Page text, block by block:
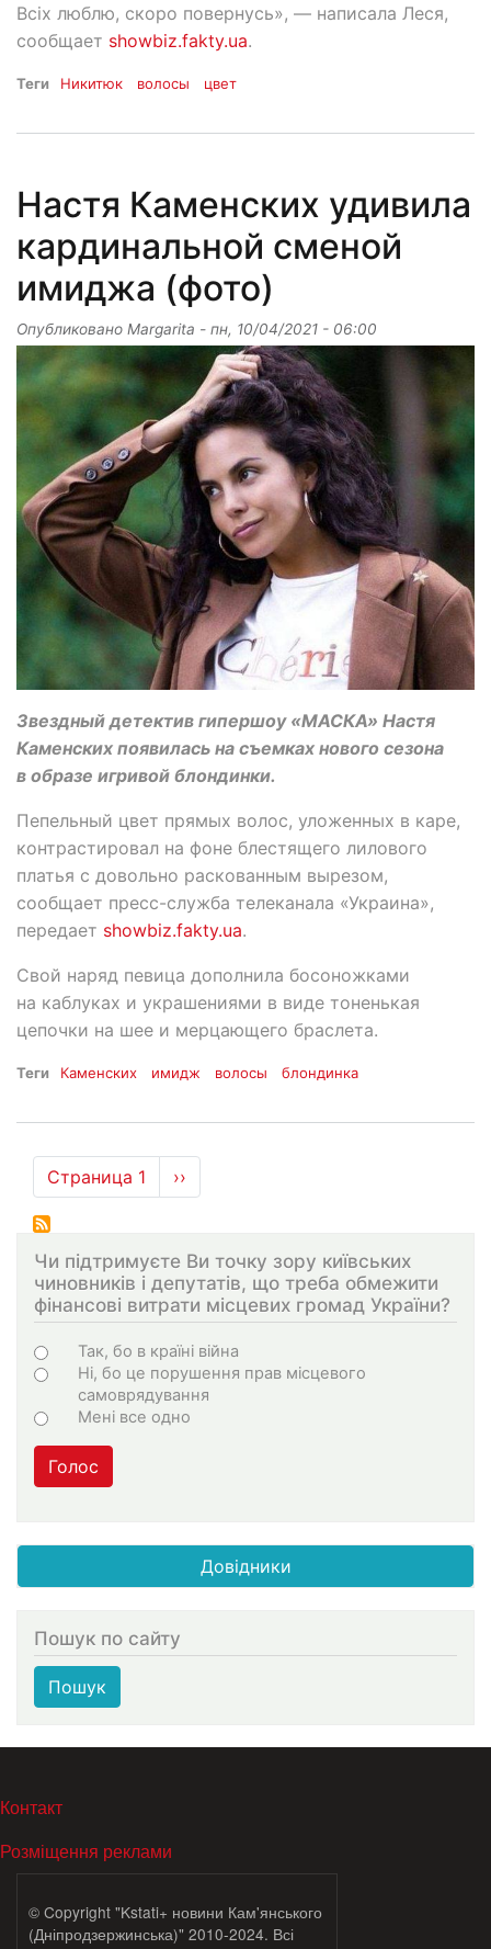
Всіх люблю, скоро повернусь», — написала Леся,
сообщает showbiz.fakty.ua.
Теги Никитюк волосы цвет
Настя Каменских удивила
кардинальной сменой
имиджа (фото)
Опубликовано Margarita - пн, 10/04/2021 - 06:00
Звездный детектив гипершоу «МАСКА» Настя
Каменских появилась на съемках нового сезона
в образе игривой блондинки.
Пепельный цвет прямых волос, уложенных в каре,
контрастировал на фоне блестящего лилового
платья с довольно раскованным вырезом,
сообщает пресс-служба телеканала «Украина»,
передает showbiz.fakty.ua.
Свой наряд певица дополнила босоножками
на каблуках и украшениями в виде тоненькая
цепочки на шее и мерцающего браслета.
Теги Каменских имидж волосы блондинка
Нумерация
страниц
Страница 1
Следующая
страница
››
Чи підтримуєте Ви точку зору київських
чиновників і депутатів, що треба обмежити
фінансові витрати місцевих громад України?
Choices
Так, бо в країні війна
Ні, бо це порушення прав місцевого
самоврядування
Мені все одно
Голос
Довідники
Пошук по сайту
Пошук
МЕНЮ В ПОДВАЛЕ
Контакт
Розміщення реклами
© Copyright "Kstati+ новини Кам'янського
(Дніпродзержинська)" 2010-2024. Всі